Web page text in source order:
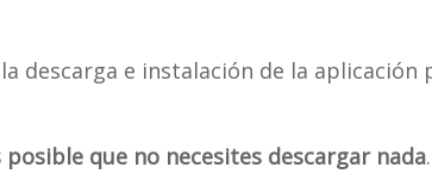
la descarga e instalación de la
posible que no necesites descargar nada.